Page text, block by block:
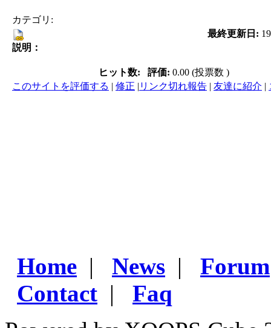
カテゴリ:
最終更新日:
説明：
ヒット数: 評価: 0.00 (投票数 )
このサイトを評価する | 修正 | リンク切れ報告 | 友達に紹介 |
Home | News | Forum
Contact | Faq